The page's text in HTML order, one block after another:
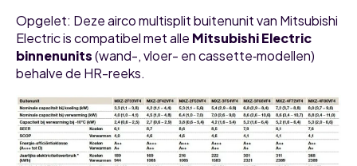
Opgelet: Deze airco multisplit buitenunit van Mitsubishi
Electric is compatibel met alle Mitsubishi Electric
binnenunits(wand-, vloer- en cassette‑modellen)
behalve de HR-reeks.